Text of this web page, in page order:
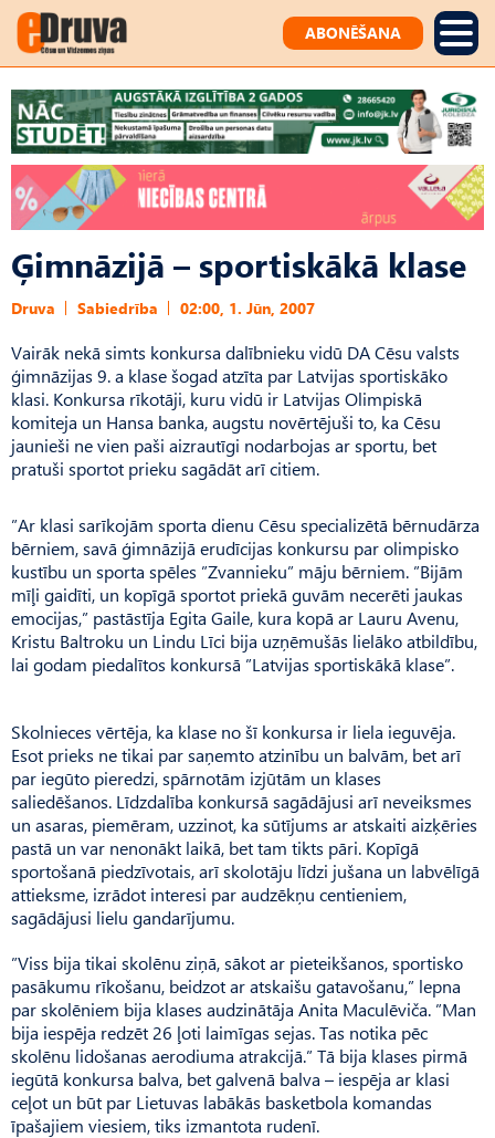
ABONĒŠANA
Ģimnāzijā – sportiskākā klase
Druva Sabiedrība 02:00, 1. Jūn, 2007
Vairāk nekā simts konkursa dalībnieku vidū DA Cēsu valsts
ģimnāzijas 9. a klase šogad atzīta par Latvijas sportiskāko
klasi. Konkursa rīkotāji, kuru vidū ir Latvijas Olimpiskā
komiteja un Hansa banka, augstu novērtējuši to, ka Cēsu
jaunieši ne vien paši aizrautīgi nodarbojas ar sportu, bet
pratuši sportot prieku sagādāt arī citiem.
”Ar klasi sarīkojām sporta dienu Cēsu specializētā bērnudārza
bērniem, savā ģimnāzijā erudīcijas konkursu par olimpisko
kustību un sporta spēles ”Zvannieku” māju bērniem. ”Bijām
mīļi gaidīti, un kopīgā sportot priekā guvām necerēti jaukas
emocijas,” pastāstīja Egita Gaile, kura kopā ar Lauru Avenu,
Kristu Baltroku un Lindu Līci bija uzņēmušās lielāko atbildību,
lai godam piedalītos konkursā ”Latvijas sportiskākā klase”.
Skolnieces vērtēja, ka klase no šī konkursa ir liela ieguvēja.
Esot prieks ne tikai par saņemto atzinību un balvām, bet arī
par iegūto pieredzi, spārnotām izjūtām un klases
saliedēšanos. Līdzdalība konkursā sagādājusi arī neveiksmes
un asaras, piemēram, uzzinot, ka sūtījums ar atskaiti aizķēries
pastā un var nenonākt laikā, bet tam tikts pāri. Kopīgā
sportošanā piedzīvotais, arī skolotāju līdzi jušana un labvēlīgā
attieksme, izrādot interesi par audzēkņu centieniem,
sagādājusi lielu gandarījumu.
”Viss bija tikai skolēnu ziņā, sākot ar pieteikšanos, sportisko
pasākumu rīkošanu, beidzot ar atskaišu gatavošanu,” lepna
par skolēniem bija klases audzinātāja Anita Maculēviča. ”Man
bija iespēja redzēt 26 ļoti laimīgas sejas. Tas notika pēc
skolēnu lidošanas aerodiuma atrakcijā.” Tā bija klases pirmā
iegūtā konkursa balva, bet galvenā balva – iespēja ar klasi
ceļot un būt par Lietuvas labākās basketbola komandas
īpašajiem viesiem, tiks izmantota rudenī.